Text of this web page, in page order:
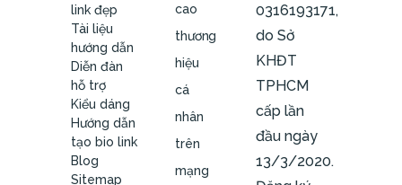
link đẹp
Tài liệu
hướng dẫn
Diễn đàn
hỗ trợ
Kiểu dáng
Hướng dẫn
tạo bio link
Blog
Sitemap
cao
thương
hiệu
cá
nhân
trên
mạng
0316193171,
do Sở
KHĐT
TPHCM
cấp lần
đầu ngày
13/3/2020.